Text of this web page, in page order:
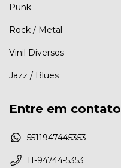
Punk
Rock / Metal
Vinil Diversos
Jazz / Blues
Entre em contato
5511947445353
11-94744-5353